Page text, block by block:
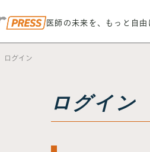
医師の未来を、もっと自由
ログイン
ログイン